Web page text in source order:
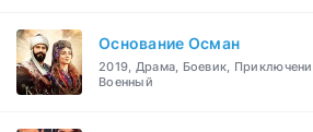
Основание Осман
2019, Драма, Боевик,
Военный